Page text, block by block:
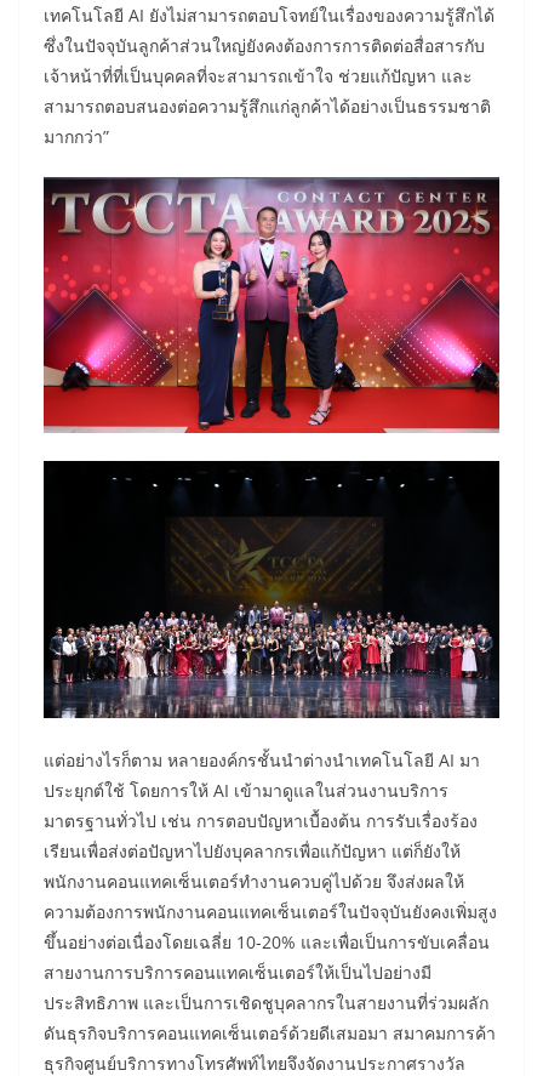
เทคโนโลยี AI ยังไม่สามารถตอบโจทย์ในเรื่องของความรู้สึกได้
ซึ่งในปัจจุบันลูกค้าส่วนใหญ่ยังคงต้องการการติดต่อสื่อสารกับ
เจ้าหน้าที่ที่เป็นบุคคลที่จะสามารถเข้าใจ ช่วยแก้ปัญหา และ
สามารถตอบสนองต่อความรู้สึกแก่ลูกค้าได้อย่างเป็นธรรมชาติ
มากกว่า”
แต่อย่างไรก็ตาม หลายองค์กรชั้นนำต่างนำเทคโนโลยี AI มา
ประยุกต์ใช้ โดยการให้ AI เข้ามาดูแลในส่วนงานบริการ
มาตรฐานทั่วไป เช่น การตอบปัญหาเบื้องต้น การรับเรื่องร้อง
เรียนเพื่อส่งต่อปัญหาไปยังบุคลากรเพื่อแก้ปัญหา แต่ก็ยังให้
พนักงานคอนแทคเซ็นเตอร์ทำงานควบคู่ไปด้วย จึงส่งผลให้
ความต้องการพนักงานคอนแทคเซ็นเตอร์ในปัจจุบันยังคงเพิ่มสูง
ขึ้นอย่างต่อเนื่องโดยเฉลี่ย 10-20% และเพื่อเป็นการขับเคลื่อน
สายงานการบริการคอนแทคเซ็นเตอร์ให้เป็นไปอย่างมี
ประสิทธิภาพ และเป็นการเชิดชูบุคลากรในสายงานที่ร่วมผลัก
ดันธุรกิจบริการคอนแทคเซ็นเตอร์ด้วยดีเสมอมา สมาคมการค้า
ธุรกิจศูนย์บริการทางโทรศัพท์ไทยจึงจัดงานประกาศรางวัล